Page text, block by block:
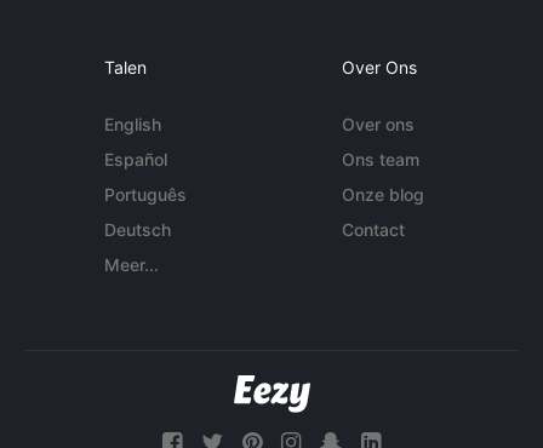
Talen
English
Español
Português
Deutsch
Meer...
Over Ons
Over ons
Ons team
Onze blog
Contact